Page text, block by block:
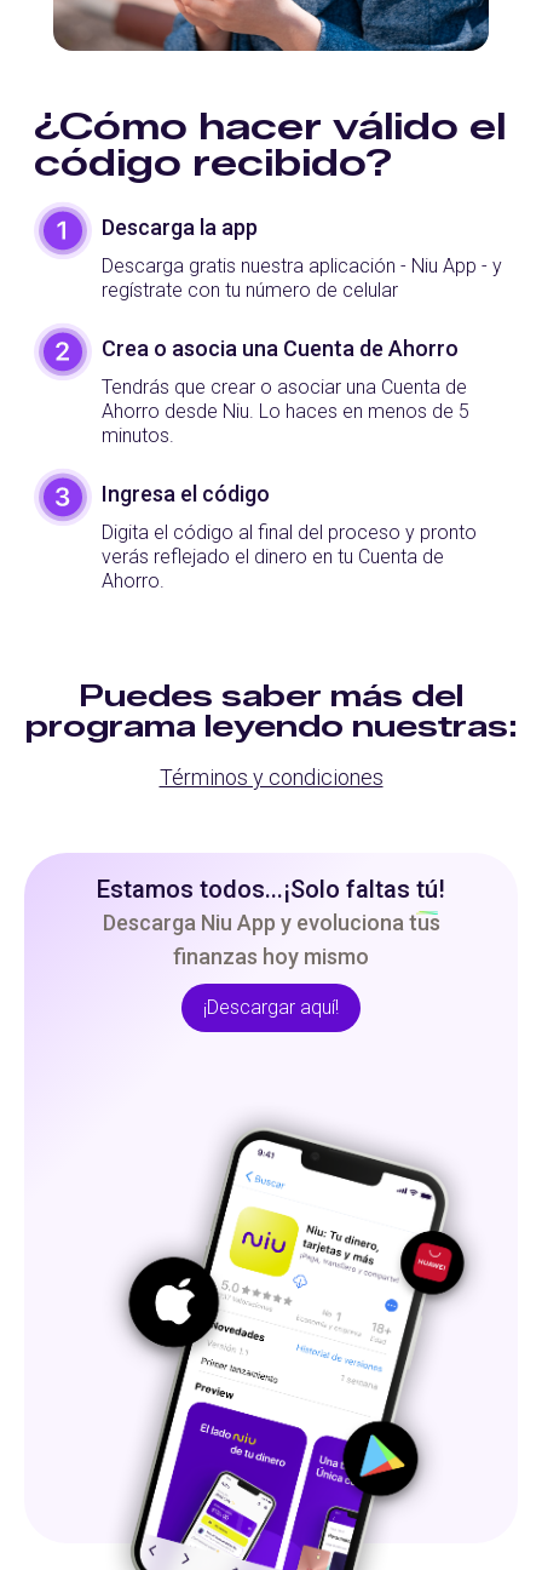
¿Cómo hacer válido el
código recibido?
Descarga la app
Descarga gratis nuestra aplicación - Niu App - y
regístrate con tu número de celular
Crea o asocia una Cuenta de Ahorro
Tendrás que crear o asociar una Cuenta de
Ahorro desde Niu. Lo haces en menos de 5
minutos.
Ingresa el código
Digita el código al final del proceso y pronto
verás reflejado el dinero en tu Cuenta de
Ahorro.
Puedes saber más del
programa leyendo nuestras:
Términos y condiciones
Estamos todos...¡Solo faltas tú!
Descarga Niu App y evoluciona tus
finanzas hoy mismo
¡Descargar aquí!